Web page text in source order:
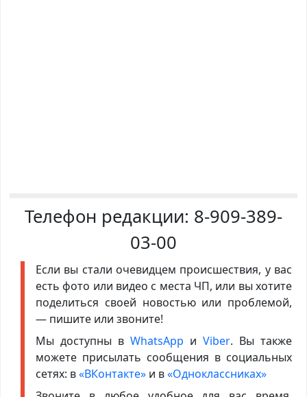
Телефон редакции: 8-909-389-
03-00
Если вы стали очевидцем происшествия, у вас
есть фото или видео с места ЧП, или вы хотите
поделиться своей новостью или проблемой,
— пишите или звоните!
Мы доступны в WhatsApp иViber. Вы также
можете присылать сообщения в социальных
сетях: в«ВКонтакте»и в«Одноклассниках»